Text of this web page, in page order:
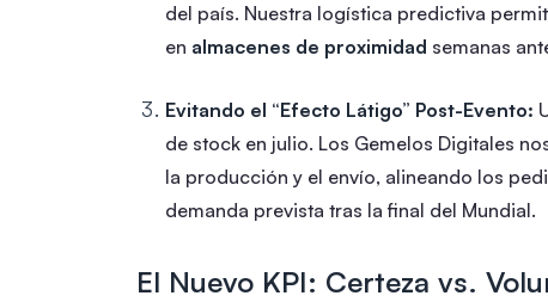
del país. Nuestra logística predictiva
en almacenes de proximidad semanas
Evitando el “Efecto Látigo” Post-Evento:
de stock en julio. Los Gemelos Digitales
la producción y el envío, alineando los
demanda prevista tras la final del Mundial.
El Nuevo KPI: Certeza vs.